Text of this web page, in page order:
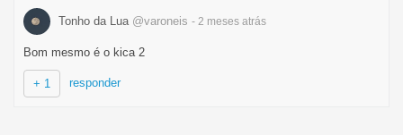
Tonho da Lua @varoneis - 2 meses atrás
Bom mesmo é o kica 2
+ 1 responder